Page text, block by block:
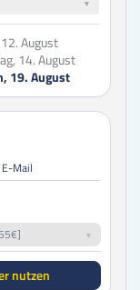
August
14. August
19. August
E-Mail
nutzen